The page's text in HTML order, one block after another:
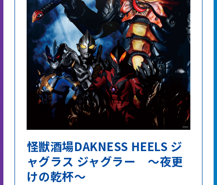
怪獣酒場DAKNESS HEELS ジ
ャグラス ジャグラー ～夜更
けの乾杯～